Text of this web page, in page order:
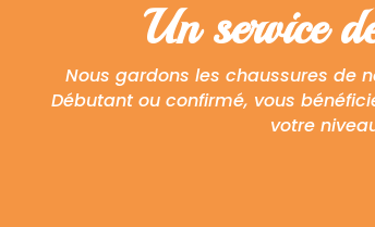
Un service
Nous gardons les chaussures de
Débutant ou confirmé, vous
votre